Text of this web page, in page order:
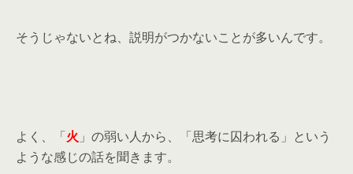
そうじゃないとね、説明がつかないことが多いんです。
よく、「火 」の弱い人から、「思考に囚われる」という
ような感じの話を聞きます。